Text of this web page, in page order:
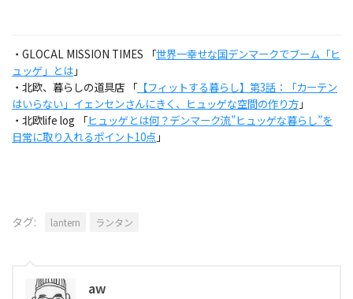
・GLOCAL MISSION TIMES 「世界一幸せな国デンマークでブーム「ヒ
ュッゲ」とは 」
・北欧、暮らしの道具店 「【フィットする暮らし】第3話：「カーテン
はいらない」イェンセンさんにきく、ヒュッゲな空間の作り方 」
・北欧life log 「ヒュッゲとは何？デンマーク流”ヒュッゲな暮らし”を
日常に取り入れるポイント10点 」
タグ: lantern ランタン
aw